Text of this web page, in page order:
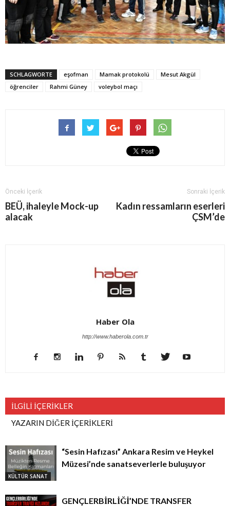
SCHLAGWORTE eşofman Mamak protokolü
Mesut Akgül
öğrenciler
Rahmi Güney voleybol maçı
Önceki İçerik
BEÜ, ihaleyle Mock-up
alacak
Sonraki İçerik
Kadın ressamların eserleri
ÇSM’de
Haber Ola
http://www.haberola.com.tr
İLGİLİ İÇERİKLER
YAZARIN DİĞER İÇERİKLERİ
KÜLTÜR SANAT
“Sesin Hafızası” Ankara Resim ve Heykel
Müzesi’nde sanatseverlerle buluşuyor
GENÇLERBİRLİĞİ’NDE TRANSFER